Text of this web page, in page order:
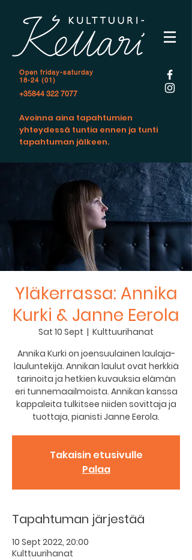
Open friday-saturday
18-24 (01)
+35844 322 7077
Avoinna aina tapahtumien
yhteydessä tuntia ennen ja tunti
tapahtuman jälkeen.
Yläkerrassa: Annika
Kurki & Janne Eerola
Sat 10 Sept
  |
Kulttuurihanat
Annika Kurki on joensuulainen laulaja-
lauluntekijä. Annikan laulut ovat herkkiä
tarinoita ja hetkien kuvauksia elämän
eri tunnemaailmoista. Annikan kanssa
kappaleita tulkitsee niiden sovittaja ja
tuottaja, pianisti Janne Eerola.
Takaisin etusivulle
Palaa
Tapahtuman järjestää
10 Sept 2022, 20:00
Kulttuurihanat